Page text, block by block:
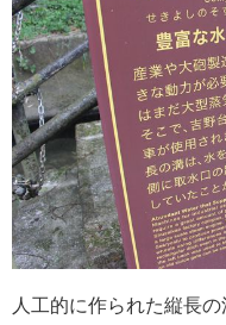
人工的に作られた縦長